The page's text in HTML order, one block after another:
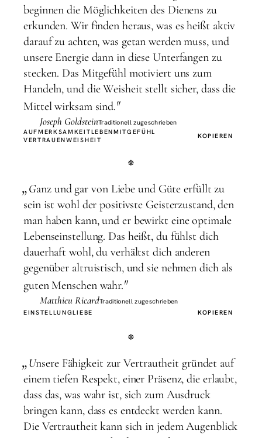
beginnen die Möglichkeiten des Dienens zu
erkunden. Wir finden heraus, was es heißt aktiv
darauf zu achten, was getan werden muss, und
unsere Energie dann in diese Unterfangen zu
stecken. Das Mitgefühl motiviert uns zum
Handeln, und die Weisheit stellt sicher, dass die
Mittel wirksam sind."
Joseph GoldsteinTraditionell zugeschrieben
AUFMERKSAMKEITLEBENMITGEFÜHL
VERTRAUENWEISHEIT KOPIEREN
„Ganz und gar von Liebe und Güte erfüllt zu
sein ist wohl der positivste Geisterzustand, den
man haben kann, und er bewirkt eine optimale
Lebenseinstellung. Das heißt, du fühlst dich
dauerhaft wohl, du verhältst dich anderen
gegenüber altruistisch, und sie nehmen dich als
guten Menschen wahr."
Matthieu RicardTraditionell zugeschrieben
EINSTELLUNGLIEBE KOPIEREN
„Unsere Fähigkeit zur Vertrautheit gründet auf
einem tiefen Respekt, einer Präsenz, die erlaubt,
dass das, was wahr ist, sich zum Ausdruck
bringen kann, dass es entdeckt werden kann.
Die Vertrautheit kann sich in jedem Augenblick